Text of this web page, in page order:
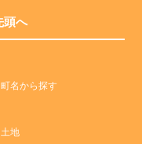
頭へ
町名から探す
土地